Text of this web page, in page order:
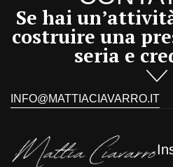
Se hai
costruire una
seria e
INFO@MATTIACIAVARRO.IT